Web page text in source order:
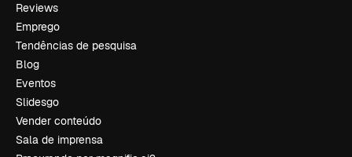
Reviews
Emprego
Tendências de pesquisa
Blog
Eventos
Slidesgo
Vender conteúdo
Sala de imprensa